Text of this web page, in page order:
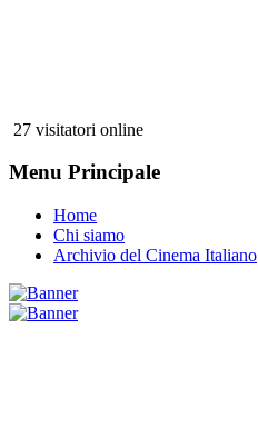
27 visitatori online
Menu Principale
Home
Chi siamo
Archivio del Cinema Italiano